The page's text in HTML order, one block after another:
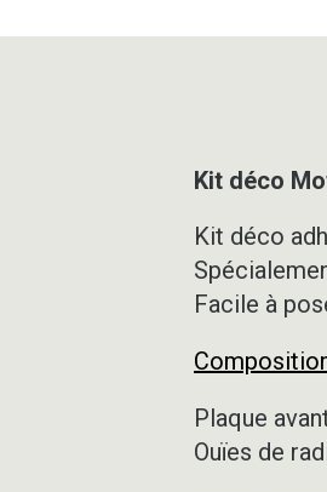
Kit déco
Kit déco
Facile à
Plaque
Ouïes de